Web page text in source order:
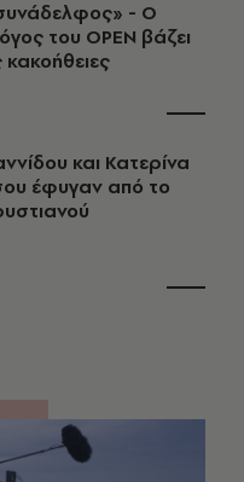
- Ο
του OPEN βάζει
κακοήθειες
και Κατερίνα
έφυγαν από το